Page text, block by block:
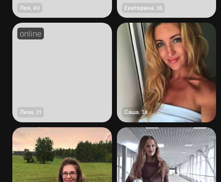
Лея 40 Екатерина, 35
Лиза 21 Саша,38